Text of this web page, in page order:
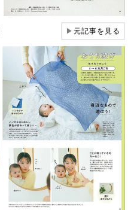
▶元記事を見る